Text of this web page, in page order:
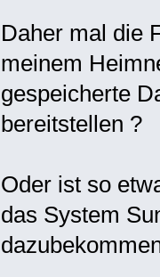
Daher mal die
meinem
gespeicherte
bereitstellen ?
Oder ist so
das System